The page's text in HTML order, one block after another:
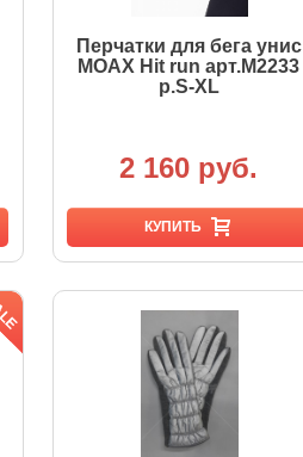
Перчатки для бега унис
MOAX Hit run арт.M2233
р.S-XL
2 160 руб.
КУПИТЬ